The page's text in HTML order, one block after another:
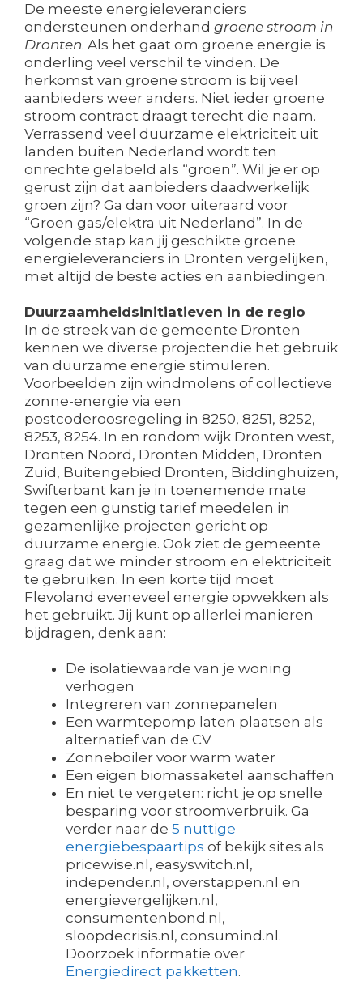
De meeste energieleveranciers
ondersteunen onderhand groene stroom in
Dronten. Als het gaat om groene energie is
onderling veel verschil te vinden. De
herkomst van groene stroom is bij veel
aanbieders weer anders. Niet ieder groene
stroom contract draagt terecht die naam.
Verrassend veel duurzame elektriciteit uit
landen buiten Nederland wordt ten
onrechte gelabeld als “groen”. Wil je er op
gerust zijn dat aanbieders daadwerkelijk
groen zijn? Ga dan voor uiteraard voor
“Groen gas/elektra uit Nederland”. In de
volgende stap kan jij geschikte groene
energieleveranciers in Dronten vergelijken,
met altijd de beste acties en aanbiedingen.
Duurzaamheidsinitiatieven in de regio
In de streek van de gemeente Dronten
kennen we diverse projectendie het gebruik
van duurzame energie stimuleren.
Voorbeelden zijn windmolens of collectieve
zonne-energie via een
postcoderoosregeling in 8250, 8251, 8252,
8253, 8254. In en rondom wijk Dronten west,
Dronten Noord, Dronten Midden, Dronten
Zuid, Buitengebied Dronten, Biddinghuizen,
Swifterbant kan je in toenemende mate
tegen een gunstig tarief meedelen in
gezamenlijke projecten gericht op
duurzame energie. Ook ziet de gemeente
graag dat we minder stroom en elektriciteit
te gebruiken. In een korte tijd moet
Flevoland eveneveel energie opwekken als
het gebruikt. Jij kunt op allerlei manieren
bijdragen, denk aan:
De isolatiewaarde van je woning
verhogen
Integreren van zonnepanelen
Een warmtepomp laten plaatsen als
alternatief van de CV
Zonneboiler voor warm water
Een eigen biomassaketel aanschaffen
En niet te vergeten: richt je op snelle
besparing voor stroomverbruik. Ga
verder naar de 5 nuttige
energiebespaartips of bekijk sites als
pricewise.nl, easyswitch.nl,
independer.nl, overstappen.nl en
energievergelijken.nl,
consumentenbond.nl,
sloopdecrisis.nl, consumind.nl.
Doorzoek informatie over
Energiedirect pakketten.